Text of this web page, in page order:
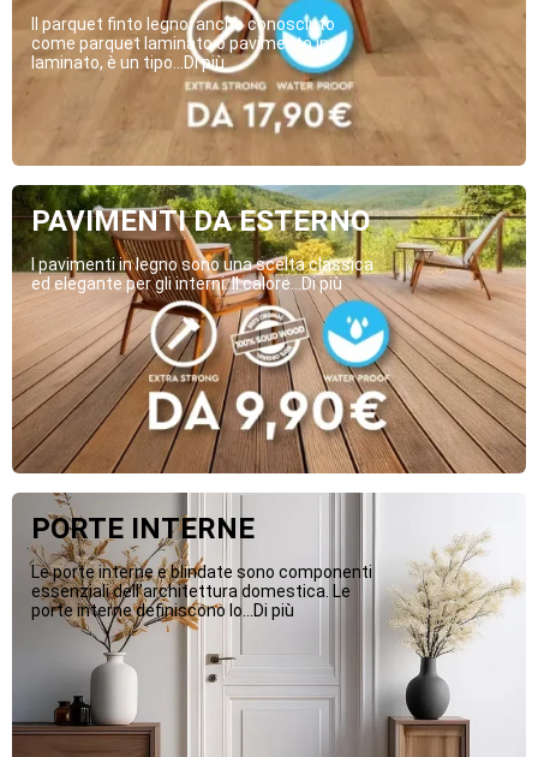
Il parquet finto legno, anche conosciuto
come parquet laminato o pavimento in
laminato, è un tipo...Di più
PAVIMENTI DA ESTERNO
I pavimenti in legno sono una scelta classica
ed elegante per gli interni. Il calore...Di più
PORTE INTERNE
Le porte interne e blindate sono componenti
essenziali dell’architettura domestica. Le
porte interne definiscono lo...Di più